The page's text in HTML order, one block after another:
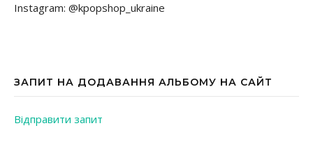
Instagram: @kpopshop_ukraine
ЗАПИТ НА ДОДАВАННЯ АЛЬБОМУ НА САЙТ
Відправити запит